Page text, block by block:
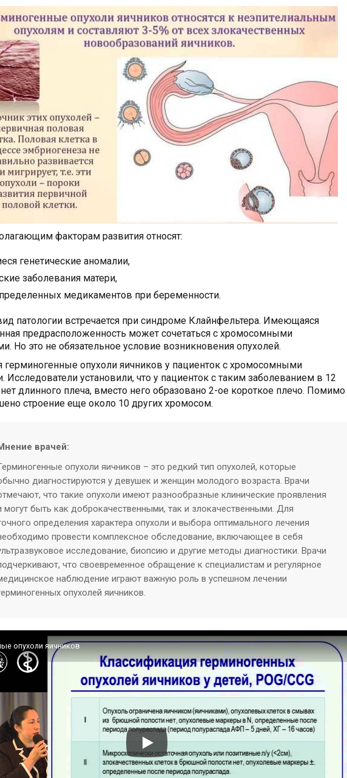
факторам развития относят:
генетические аномалии,
заболевания матери,
медикаментов при беременности.
патологии встречается при синдроме Клайнфельтера. Имеющаяся
предрасположенность может сочетаться с хромосомными
Но это не обязательное условие возникновения опухолей.
герминогенные опухоли яичников у пациенток с хромосомными
Исследователи установили, что у пациенток с таким заболеванием в 12
длинного плеча, вместо него образовано 2-ое короткое плечо. Помимо
строение еще около 10 других хромосом.
врачей:
опухоли яичников – это редкий тип опухолей, которые
диагностируются у девушек и женщин молодого возраста. Врачи
что такие опухоли имеют разнообразные клинические проявления
могут быть как доброкачественными, так и злокачественными. Для
определения характера опухоли и выбора оптимального лечения
провести комплексное обследование, включающее в себя
исследование, биопсию и другие методы диагностики. Врачи
что своевременное обращение к специалистам и регулярное
наблюдение играют важную роль в успешном лечении
опухолей яичников.
опухоли яичников